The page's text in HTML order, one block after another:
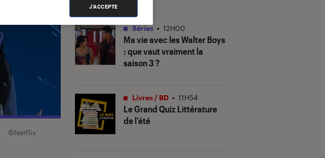
©Netflix
Ma vie avec les Walter Boys
: que vaut vraiment la
saison 3 ?
Séries • 12H00
Le Grand Quiz Littérature
de l’été
Livres / BD • 11H54
J'ACCEPTE